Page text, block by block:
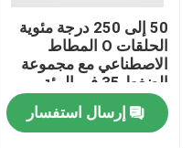
منزل
50 إلى 250 درجة مئوية
الحلقات O المطاط
الاصطناعي مع مجموعة
الضغط 35 في المئة
مصممة لإغلاق طويل
الأمد
إرسال استفسار